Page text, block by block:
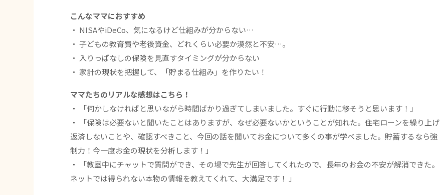
こんなママにおすすめ
・ NISAやiDeCo、気になるけど仕組みが分からない…
・ 子どもの教育費や老後資金、どれくらい必要か漠然と不安…。
・ 入りっぱなしの保険を見直すタイミングが分からない
・ 家計の現状を把握して、「貯まる仕組み」を作りたい！
ママたちのリアルな感想はこちら！
・ 「何かしなければと思いながら時間ばかり過ぎてしまいました。すぐに行動に移そうと思います！」
・ 「保険は必要ないと聞いたことはありますが、なぜ必要ないかということが知れた。住宅ローンを繰り上げ
返済しないことや、確認すべきこと、今回の話を聞いてお金について多くの事が学べました。貯蓄するなら強
制力！今一度お金の現状を分析します！」
・ 「教室中にチャットで質問ができ、その場で先生が回答してくれたので、長年のお金の不安が解消できた。
ネットでは得られない本物の情報を教えてくれて、大満足です！ 」